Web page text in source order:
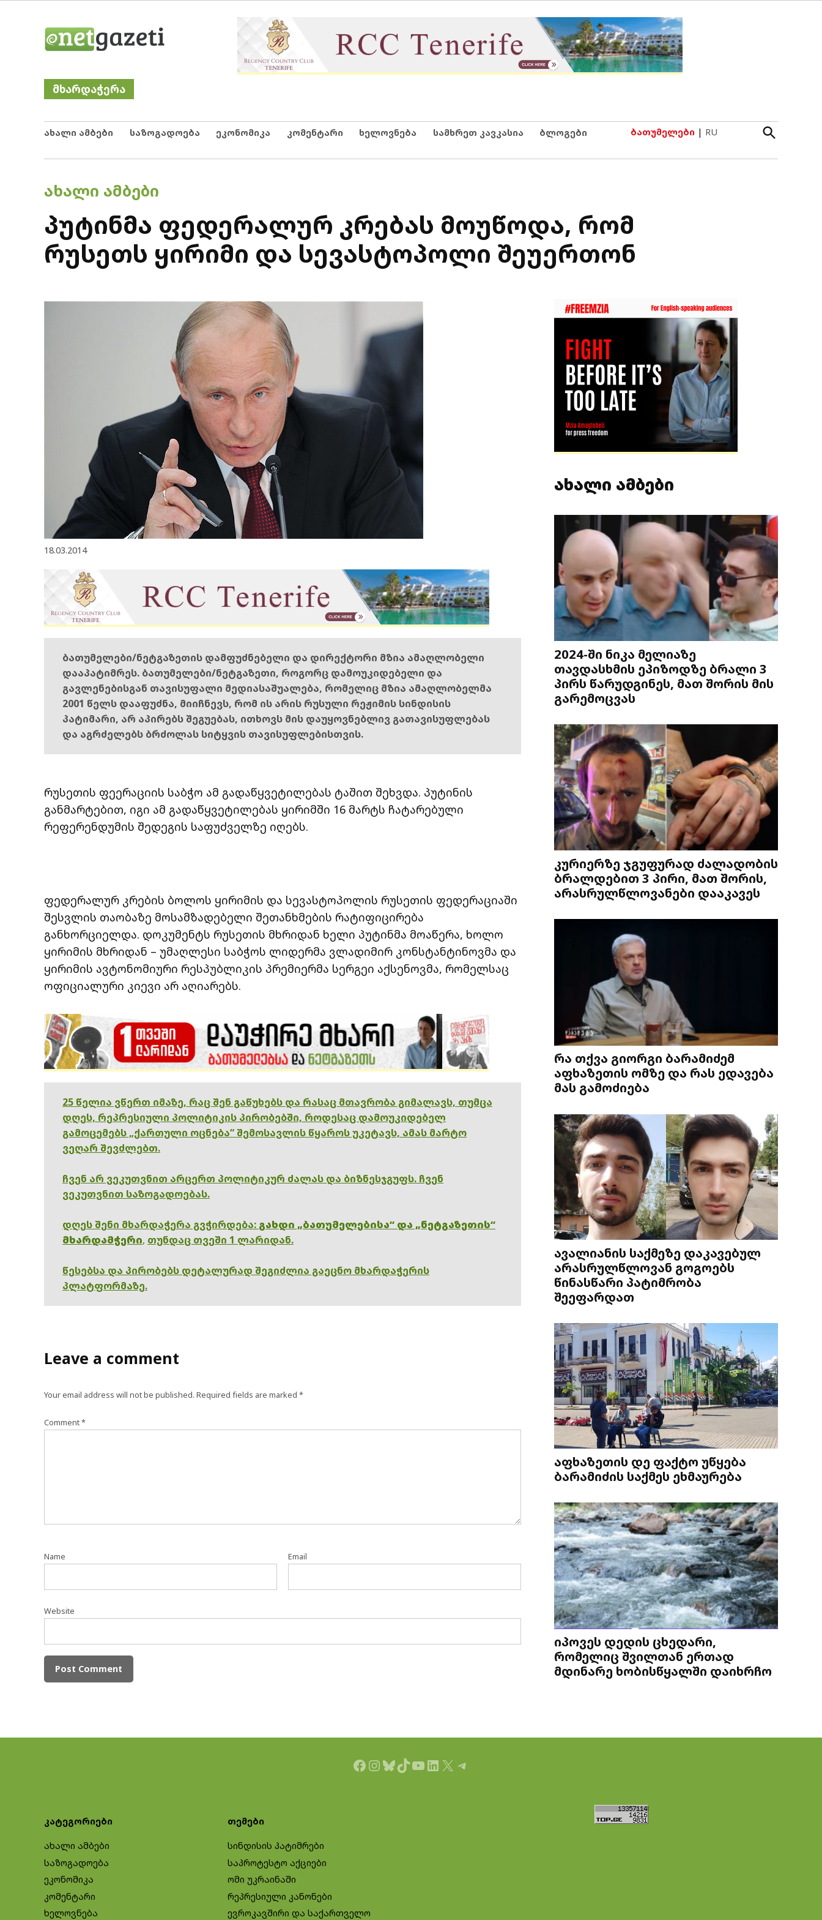
Netgazeti
მხარდაჭერა
ახალი ამბები საზოგადოება ეკონომიკა კომენტარი ხელოვნება სამხრეთ კავკასია ბლოგები ბათუმელები | RU
Open
Search
POSTED
ᲐᲮᲐᲚᲘ ᲐᲛᲑᲔᲑᲘ
პუტინმა ფედერალურ კრებას მოუწოდა, რომ
რუსეთს ყირიმი და სევასტოპოლი შეუერთონ
18.03.2014
ბათუმელები/ნეტგაზეთის დამფუძნებელი და დირექტორი მზია ამაღლობელი
დააპატიმრეს. ბათუმელები/ნეტგაზეთი, როგორც დამოუკიდებელი და
გავლენებისგან თავისუფალი მედიასაშუალება, რომელიც მზია ამაღლობელმა
2001 წელს დააფუძნა, მიიჩნევს, რომ ის არის რუსული რეჟიმის სინდისის
პატიმარი, არ აპირებს შეგუებას, ითხოვს მის დაუყოვნებლივ გათავისუფლებას
და აგრძელებს ბრძოლას სიტყვის თავისუფლებისთვის.
რუსეთის ფეერაციის საბჭო ამ გადაწყვეტილებას ტაშით შეხვდა. პუტინის
განმარტებით, იგი ამ გადაწყვეტილებას ყირიმში 16 მარტს ჩატარებული
რეფერენდუმის შედეგის საფუძველზე იღებს.
ფედერალურ კრების ბოლოს ყირიმის და სევასტოპოლის რუსეთის ფედერაციაში
შესვლის თაობაზე მოსამზადებელი შეთანხმების რატიფიცირება
განხორციელდა. დოკუმენტს რუსეთის მხრიდან ხელი პუტინმა მოაწერა, ხოლო
ყირიმის მხრიდან – უმაღლესი საბჭოს ლიდერმა ვლადიმირ კონსტანტინოვმა და
ყირიმის ავტონომიური რესპუბლიკის პრემიერმა სერგეი აქსენოვმა, რომელსაც
ოფიციალური კიევი არ აღიარებს.
25 წელია ვწერთ იმაზე, რაც შენ გაწუხებს და რასაც მთავრობა გიმალავს, თუმცა
დღეს, რეპრესიული პოლიტიკის პირობებში, როდესაც დამოუკიდებელ
გამოცემებს „ქართული ოცნება“ შემოსავლის წყაროს უკეტავს, ამას მარტო
ვეღარ შევძლებთ.
ჩვენ არ ვეკუთვნით არცერთ პოლიტიკურ ძალას და ბიზნესჯგუფს. ჩვენ
ვეკუთვნით საზოგადოებას.
დღეს შენი მხარდაჭერა გვჭირდება: გახდი „ბათუმელებისა“ და „ნეტგაზეთის“
მხარდამჭერი, თუნდაც თვეში 1 ლარიდან.
წესებსა და პირობებს დეტალურად შეგიძლია გაეცნო მხარდაჭერის
პლატფორმაზე.
Leave a comment
Your email address will not be published. Required fields are marked *
Comment*
Name Email
Website
ახალი ამბები
2024-ში ნიკა მელიაზე
თავდასხმის ეპიზოდზე ბრალი 3
პირს წარუდგინეს, მათ შორის მის
გარემოცვას
კურიერზე ჯგუფურად ძალადობის
ბრალდებით 3 პირი, მათ შორის,
არასრულწლოვანები დააკავეს
რა თქვა გიორგი ბარამიძემ
აფხაზეთის ომზე და რას ედავება
მას გამოძიება
ავალიანის საქმეზე დაკავებულ
არასრულწლოვან გოგოებს
წინასწარი პატიმრობა
შეეფარდათ
აფხაზეთის დე ფაქტო უწყება
ბარამიძის საქმეს ეხმაურება
იპოვეს დედის ცხედარი,
რომელიც შვილთან ერთად
მდინარე ხობისწყალში დაიხრჩო
Facebook
Instagram
Bluesky
TikTok
YouTube
LinkedIn
X Telegram
კატეგორიები
ახალი ამბები
საზოგადოება
ეკონომიკა
კომენტარი
ხელოვნება
თემები
სინდისის პატიმრები
საპროტესტო აქციები
ომი უკრაინაში
რეპრესიული კანონები
ევროკავშირი და საქართველო